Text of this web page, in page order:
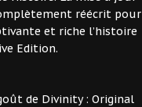
réécrit pour
et riche l’histoire
Edition.
de Divinity : Original